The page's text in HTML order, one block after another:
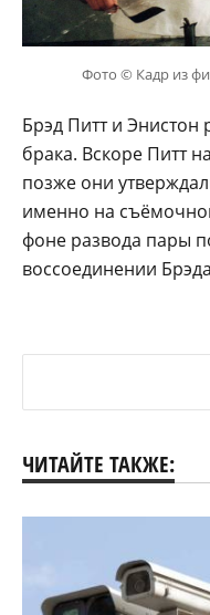
Фото © Кадр из
Брэд Питт и Энистон
брака. Вскоре Питт
позже они
именно на
фоне развода пары
воссоединении
ЧИТАЙТЕ ТАКЖЕ: